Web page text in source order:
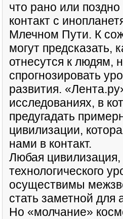
что рано или
контакт с
Млечном Пути. К
могут предсказать,
отнесутся к людям,
спрогнозировать
развития.
исследованиях, в
предугадать
цивилизации,
нами в контакт.
Любая цивилизация,
технологического
осуществимы
стать заметной для
Но «молчание»